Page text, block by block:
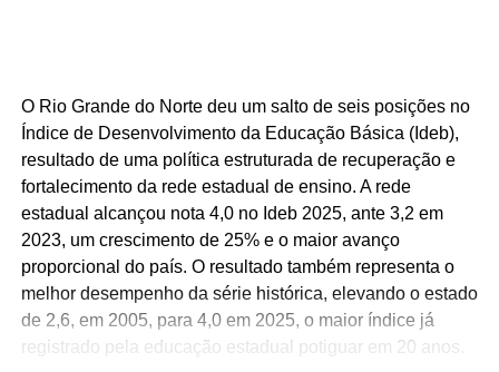
valorização da pessoa idosa e ao enfrentamento do
etarismo.
Outro ponto enfatizado foi a Lei da Transferência Direta,
de autoria do parlamentar, que garante o repasse direto
aos municípios dos recursos de ICMS, IPVA e Fundeb,
fortalecendo a autonomia das prefeituras e
proporcionando mais agilidade na oferta de serviços
públicos à população.
O Rio Grande do Norte deu um salto de seis posições no
Índice de Desenvolvimento da Educação Básica (Ideb),
resultado de uma política estruturada de recuperação e
fortalecimento da rede estadual de ensino. A rede
estadual alcançou nota 4,0 no Ideb 2025, ante 3,2 em
2023, um crescimento de 25% e o maior avanço
proporcional do país. O resultado também representa o
melhor desempenho da série histórica, elevando o estado
de 2,6, em 2005, para 4,0 em 2025, o maior índice já
registrado pela educação estadual potiguar em 20 anos.